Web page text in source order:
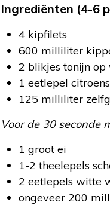
Ingrediënten (4-6
4 kipfilets
600 milliliter
2 blikjes tonijn
1 eetlepel
125 milliliter
Voor de 30 seconde
1 groot ei
1-2 theelepels
2 eetlepels witte
ongeveer 200